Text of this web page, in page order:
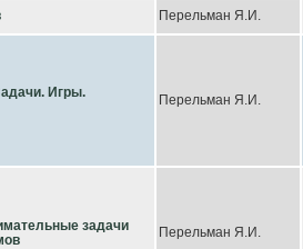
Перельман Я.И.
Игры.
Перельман Я.И.
задачи
Перельман Я.И.